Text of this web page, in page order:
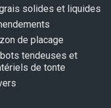
solides et liquides
de placage
tendeuses et
de tonte